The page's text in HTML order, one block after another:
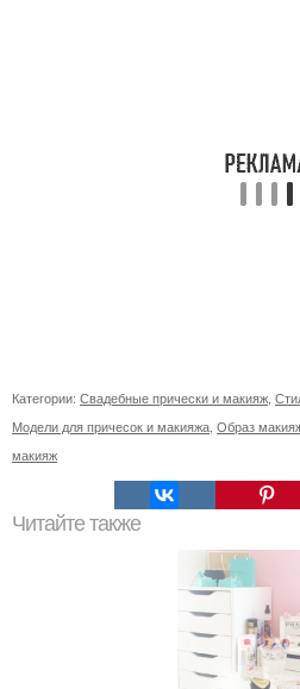
Категории: Свадебные прически и макияж
Модели для причесок и макияжа Образ
макияж
Читайте также